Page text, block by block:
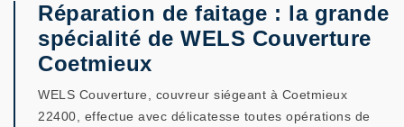
Réparation de faitage : la grande
spécialité de WELS Couverture
Coetmieux
WELS Couverture, couvreur siégeant à Coetmieux
22400, effectue avec délicatesse toutes opérations de